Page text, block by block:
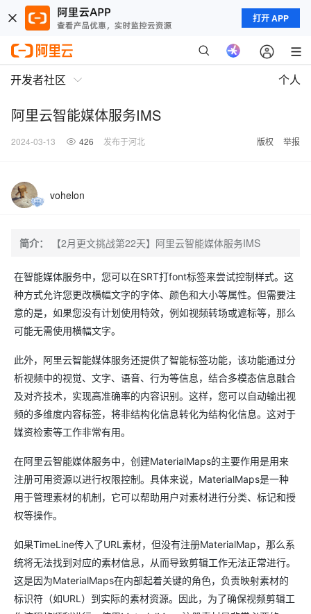
打开 APP
开发者社区 个人
阿里云智能媒体服务IMS
2024-03-13 426 发布于河北 版权 举报
vohelon
简介： 【2月更文挑战第22天】阿里云智能媒体服务IMS
在智能媒体服务中，您可以在SRT打font标签来尝试控制样式。这
种方式允许您更改横幅文字的字体、颜色和大小等属性。但需要注
意的是，如果您没有计划使用特效，例如视频转场或遮标等，那么
可能无需使用横幅文字。
此外，阿里云智能媒体服务还提供了智能标签功能，该功能通过分
析视频中的视觉、文字、语音、行为等信息，结合多模态信息融合
及对齐技术，实现高准确率的内容识别。这样，您可以自动输出视
频的多维度内容标签，将非结构化信息转化为结构化信息。这对于
媒资检索等工作非常有用。
在阿里云智能媒体服务中，创建MaterialMaps的主要作用是用来
注册可用资源以进行权限控制。具体来说，MaterialMaps是一种
用于管理素材的机制，它可以帮助用户对素材进行分类、标记和授
权等操作。
如果TimeLine传入了URL素材，但没有注册MaterialMap，那么系
统将无法找到对应的素材信息，从而导致剪辑工作无法正常进行。
这是因为MaterialMaps在内部起着关键的角色，负责映射素材的
标识符（如URL）到实际的素材资源。因此，为了确保视频剪辑工